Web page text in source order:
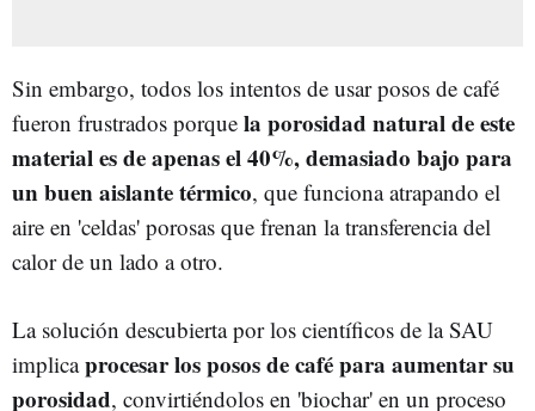
Sin embargo, todos los intentos de usar posos de café
fueron frustrados porque la porosidad natural de este
material es de apenas el 40%, demasiado bajo para
un buen aislante térmico, que funciona atrapando el
aire en 'celdas' porosas que frenan la transferencia del
calor de un lado a otro.
La solución descubierta por los científicos de la SAU
implicaprocesar los posos de café para aumentar su
porosidad, convirtiéndolos en 'biochar' en un proceso